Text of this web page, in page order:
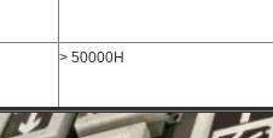
> 50000H